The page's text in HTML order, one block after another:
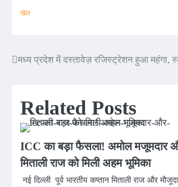
खेल
Post
मध्य प्रदेश में दस्तावेज़ रजिस्ट्रेशन हुआ महंगा,
Related Posts
ICC का बड़ा फैसला! अमोल मजूमदार
मिताली राज को मिली अहम भूमिका
नई दिल्ली पूर्व भारतीय कप्तान मिताली राज और मौजूदा